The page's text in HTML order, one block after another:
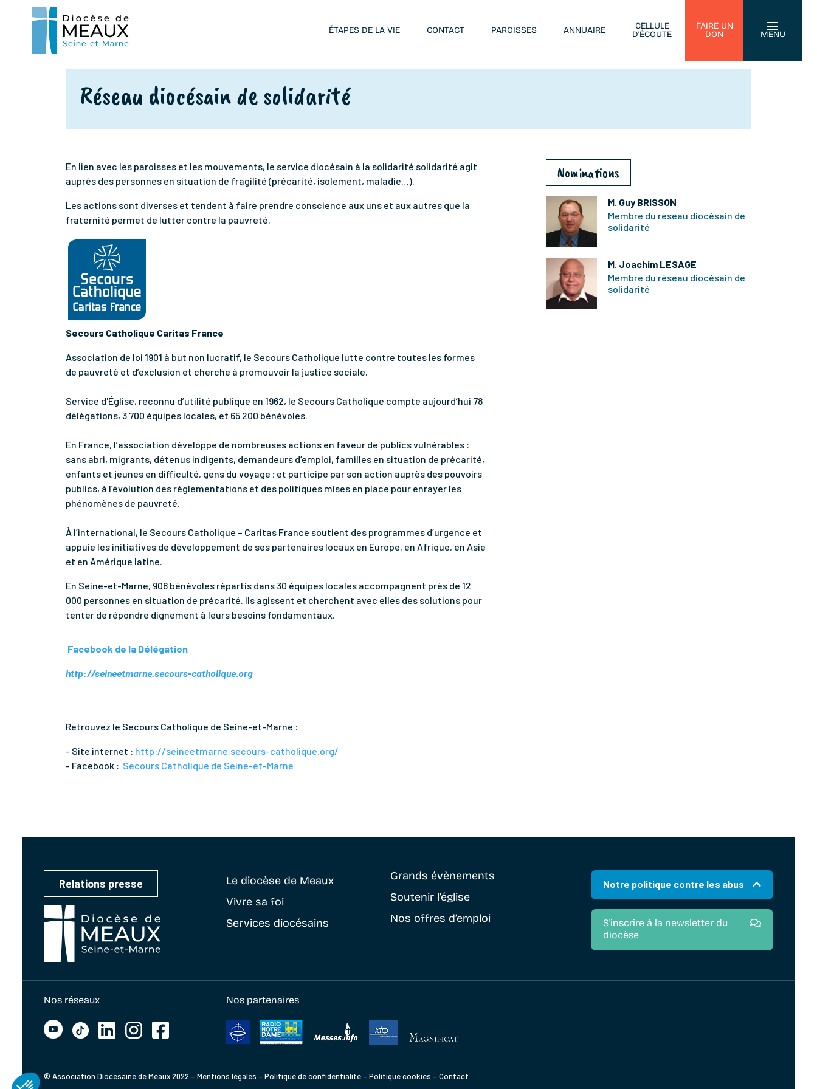
ÉTAPES DE LA VIE CONTACT PAROISSES ANNUAIRE
CELLULE
D’ÉCOUTE
FAIRE UN
DON
MENU
Réseau diocésain de solidarité
En lien avec les paroisses et les mouvements, le service diocésain à la solidarité solidarité agit
auprès des personnes en situation de fragilité (précarité, isolement, maladie…).
Les actions sont diverses et tendent à faire prendre conscience aux uns et aux autres que la
fraternité permet de lutter contre la pauvreté.
Secours Catholique Caritas France
Association de loi 1901 à but non lucratif, le Secours Catholique lutte contre toutes les formes
de pauvreté et d’exclusion et cherche à promouvoir la justice sociale.
Service d'Église, reconnu d’utilité publique en 1962, le Secours Catholique compte aujourd’hui 78
délégations, 3 700 équipes locales, et 65 200 bénévoles.
En France, l’association développe de nombreuses actions en faveur de publics vulnérables :
sans abri, migrants, détenus indigents, demandeurs d’emploi, familles en situation de précarité,
enfants et jeunes en difficulté, gens du voyage ; et participe par son action auprès des pouvoirs
publics, à l’évolution des réglementations et des politiques mises en place pour enrayer les
phénomènes de pauvreté.
À l’international, le Secours Catholique – Caritas France soutient des programmes d’urgence et
appuie les initiatives de développement de ses partenaires locaux en Europe, en Afrique, en Asie
et en Amérique latine.
En Seine-et-Marne, 908 bénévoles répartis dans 30 équipes locales accompagnent près de 12
000 personnes en situation de précarité. Ils agissent et cherchent avec elles des solutions pour
tenter de répondre dignement à leurs besoins fondamentaux.
Facebook de la Délégation
http://seineetmarne.secours-catholique.org
Retrouvez le Secours Catholique de Seine-et-Marne :
- Site internet : http://seineetmarne.secours-catholique.org/
- Facebook : Secours Catholique de Seine-et-Marne
Nominations
M. Guy BRISSON
Membre du réseau diocésain de
solidarité
M. Joachim LESAGE
Membre du réseau diocésain de
solidarité
Relations presse Le diocèse de Meaux
Vivre sa foi
Services diocésains
Grands évènements
Soutenir l’église
Nos offres d’emploi
Notre politique contre les abus
S'inscrire à la newsletter du
diocèse
Nos réseaux Nos partenaires
© Association Diocésaine de Meaux 2022 – Mentions légales – Politique de confidentialité – Politique cookies – Contact